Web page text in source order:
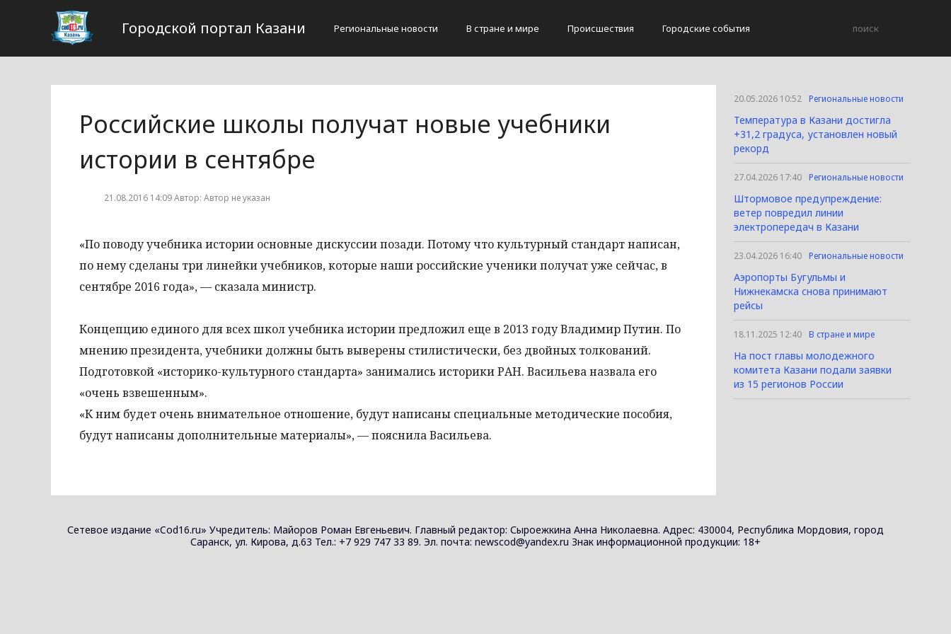
Городской портал Казани Региональные новости В стране и мире Происшествия Городские события
Российские школы получат новые учебники
истории в сентябре
21.08.2016 14:09 Автор: Автор не указан
«По поводу учебника истории основные дискуссии позади. Потому что культурный стандарт написан,
по нему сделаны три линейки учебников, которые наши российские ученики получат уже сейчас, в
сентябре 2016 года», — сказала министр.
Концепцию единого для всех школ учебника истории предложил еще в 2013 году Владимир Путин. По
мнению президента, учебники должны быть выверены стилистически, без двойных толкований.
Подготовкой «историко-культурного стандарта» занимались историки РАН. Васильева назвала его
«очень взвешенным».
«К ним будет очень внимательное отношение, будут написаны специальные методические пособия,
будут написаны дополнительные материалы», — пояснила Васильева.
20.05.2026 10:52 Региональные новости
Температура в Казани достигла
+31,2 градуса, установлен новый
рекорд
27.04.2026 17:40 Региональные новости
Штормовое предупреждение:
ветер повредил линии
электропередач в Казани
23.04.2026 16:40 Региональные новости
Аэропорты Бугульмы и
Нижнекамска снова принимают
рейсы
18.11.2025 12:40 В стране и мире
На пост главы молодежного
комитета Казани подали заявки
из 15 регионов России
Сетевое издание «Cod16.ru» Учредитель: Майоров Роман Евгеньевич. Главный редактор: Сыроежкина Анна Николаевна. Адрес: 430004, Республика Мордовия, город
Саранск, ул. Кирова, д.63 Тел.: +7 929 747 33 89. Эл. почта: newscod@yandex.ru Знак информационной продукции: 18+